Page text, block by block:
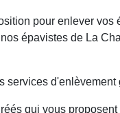
pour enlever
épavistes de La
services
qui vous